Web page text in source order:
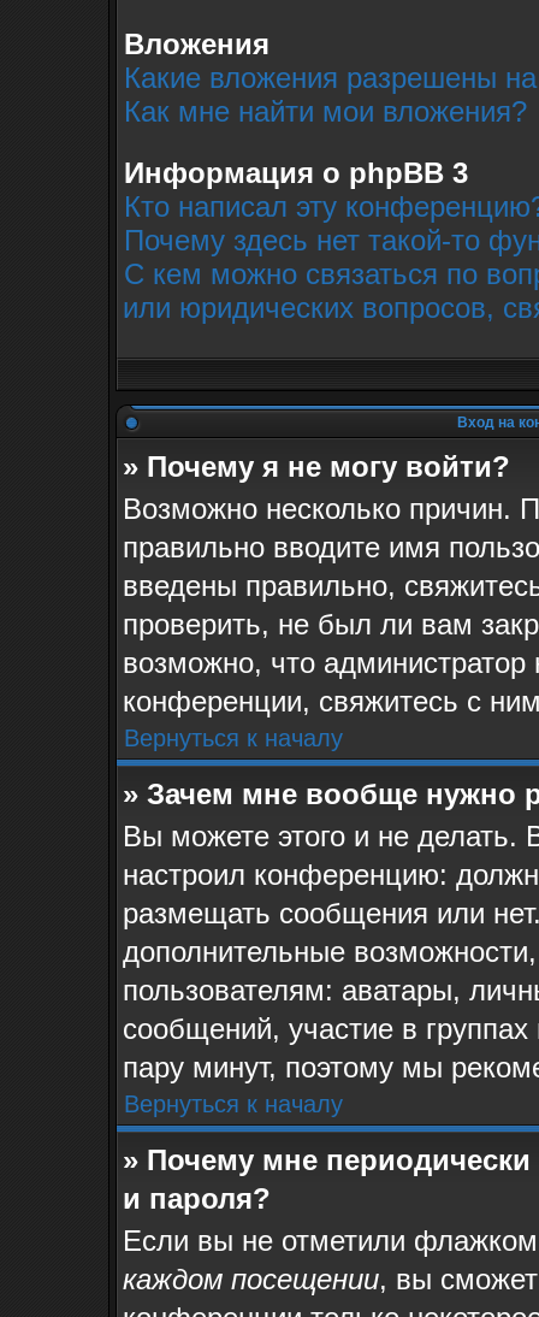
Вложения
Какие вложения разрешены
Как мне найти мои вложения?
Информация о phpBB 3
Кто написал эту
Почему здесь нет такой-то
С кем можно связаться по
или юридических вопросов,
Вход на
» Почему я не могу войти?
Возможно несколько причин.
правильно вводите имя
введены правильно,
проверить, не был ли вам
возможно, что
конференции, свяжитесь с
Вернуться к началу
» Зачем мне вообще нужно
Вы можете этого и не делать.
настроил конференцию:
размещать сообщения или
дополнительные
пользователям: аватары,
сообщений, участие в группах
пару минут, поэтому мы
Вернуться к началу
» Почему мне
и пароля?
Если вы не отметили
каждом посещении, вы